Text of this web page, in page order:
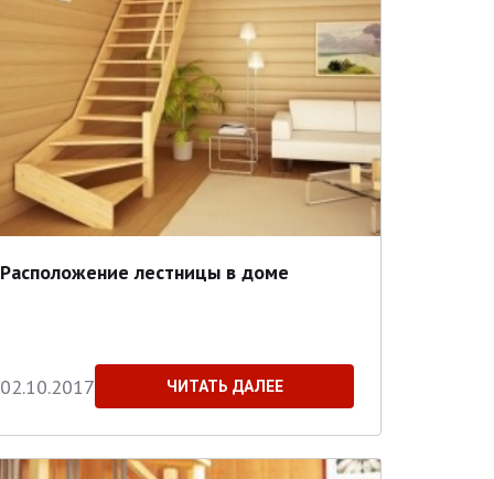
Расположение лестницы в доме
02.10.2017 ЧИТАТЬ ДАЛЕЕ